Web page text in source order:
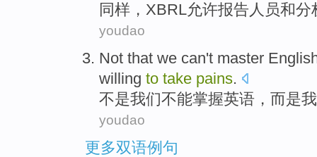
同样 ， XBRL允许报告人员和分
youdao
Not that we can't master
willing to take pains.
不是我们不能掌握英语 ， 而是
youdao
更多双语例句